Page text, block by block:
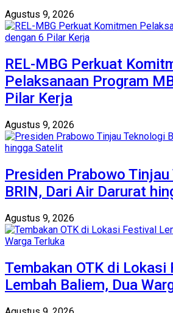
Agustus 9, 2026
‎REL-MBG Perkuat
Pelaksanaan Program
Pilar Kerja
Agustus 9, 2026
Presiden Prabowo
BRIN, Dari Air Darurat
Agustus 9, 2026
Tembakan OTK di Lokasi
Lembah Baliem, Dua